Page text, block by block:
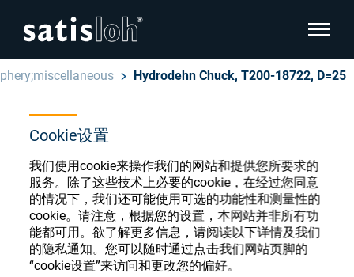
Cookie设置
我们使用cookie来操作我们的网站和提供您所要求的
服务。除了这些技术上必要的cookie，在经过您同意
的情况下，我们还可能使用可选的功能性和测量性的
cookie。请注意，根据您的设置，本网站并非所有功
能都可用。欲了解更多信息，请阅读以下详情及我们
的隐私通知。您可以随时通过点击我们网站页脚的
“cookie设置”来访问和更改您的偏好。
显示页
汉语
眼镜光学
精密光学
隐藏页面导航
English
Deutsch
Español
Français
Hydrodehn Chuck, T200-18722, D=25
眼镜光学耗材商店
注册或登录以访问您的帐户，并了解我们的各
种眼镜光学耗材